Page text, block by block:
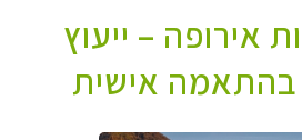
אירופה – ייעוץ
בהתאמה אישית